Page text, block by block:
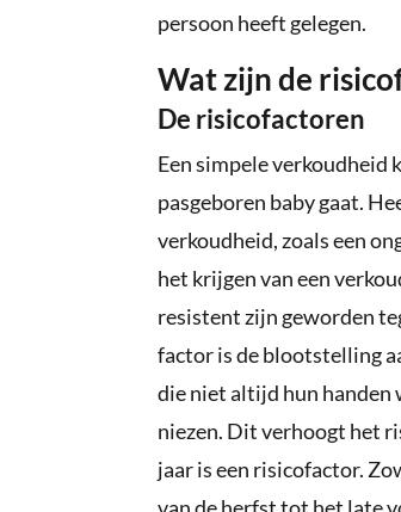
persoon heeft gelegen.
Wat zijn de
De risicofactoren
Een simpele verkoudheid
pasgeboren baby gaat.
verkoudheid, zoals een
het krijgen van een
resistent zijn geworden
factor is de blootstelling
die niet altijd hun handen
niezen. Dit verhoogt het
jaar is een risicofactor.